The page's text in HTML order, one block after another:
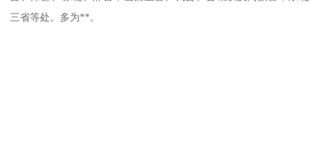
三省等处。多为**。